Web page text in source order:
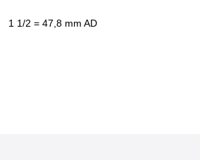
1 1/2 = 47,8 mm AD